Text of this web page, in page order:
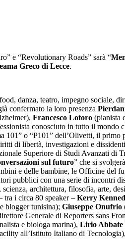
e “Revolutionary Roads” sarà “
Greco di Lecce.
danza, teatro, impegno sociale,
confermato la loro presenza
Francesco Lotoro (pianista
conosciuto in tutto il mondo
101” o “P101” dell’Olivetti, il primo
di libertà, investigazioni e
Superiore di Studi Avanzati di
sul futuro” che si svolgerà
e delle bambine, le Officine del
pubblici con una serie di incontri
architettura, filosofia, arte,
tra i circa 80 speaker – Kerry
blogger tunisina); Giuseppe Onufrio
Generale di Reporters sans
e biologa marina), Lirio Abbate
all’Istituto Italiano di Tecnologia),